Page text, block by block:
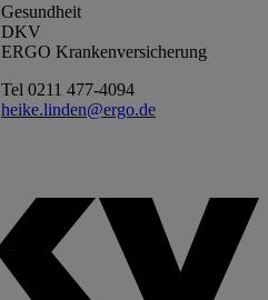
Gesundheit
DKV
ERGO Krankenversicherung
Tel 0211 477-4094
heike.linden@ergo.de